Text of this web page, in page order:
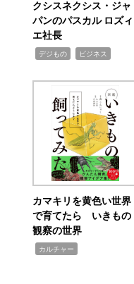
クシスネクシス・ジャ
パンのパスカル ロズィ
エ社長
デジもの ビジネス
カマキリを黄色い世界
で育てたら いきもの
観察の世界
カルチャー